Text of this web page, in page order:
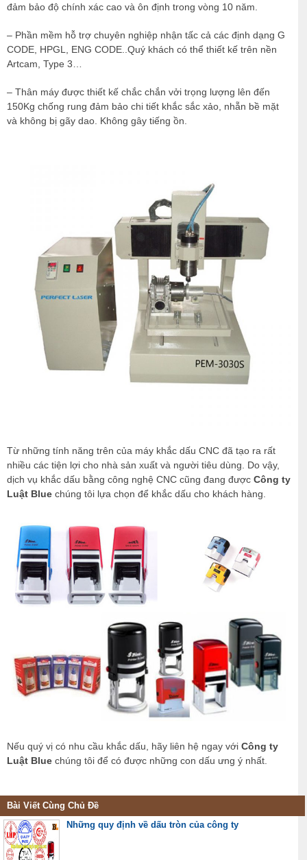
đảm bảo độ chính xác cao và ôn định trong vòng 10 năm.
– Phần mềm hỗ trợ chuyên nghiệp nhận tấc cả các định dạng G
CODE, HPGL, ENG CODE..Quý khách có thể thiết kế trên nền
Artcam, Type 3…
– Thân máy được thiết kế chắc chắn vởi trọng lượng lên đến
150Kg chống rung đảm bảo chi tiết khắc sắc xảo, nhẵn bề mặt
và không bị gãy dao. Không gây tiếng ồn.
Từ những tính năng trên của máy khắc dấu CNC đã tạo ra rất
nhiều các tiện lợi cho nhà sản xuất và người tiêu dùng. Do vậy,
dịch vụ khắc dấu bằng công nghệ CNC cũng đang được Công ty
Luật Blue chúng tôi lựa chọn để khắc dấu cho khách hàng.
Nếu quý vị có nhu cầu khắc dấu, hãy liên hệ ngay với Công ty
Luật Blue chúng tôi để có được những con dấu ưng ý nhất.
Bài Viết Cùng Chủ Đề
Những quy định về dấu tròn của công ty